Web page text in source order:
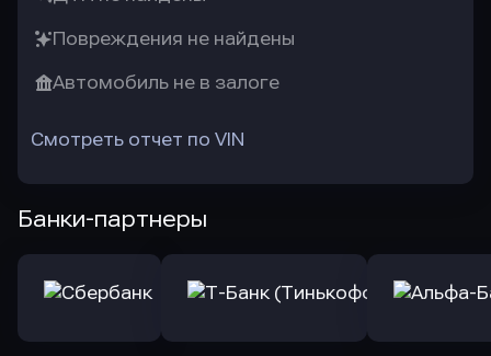
Повреждения не найдены
Автомобиль не в залоге
Смотреть отчет по VIN
Банки-партнеры